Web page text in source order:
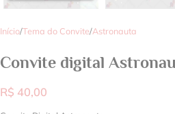
Início/Tema do Convite/Astronauta
Convite digital
R$ 40,00